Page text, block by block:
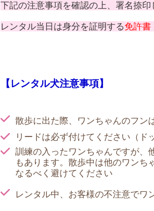
下記の注意事項を確認の上、署名捺印
レンタル当日は身分を証明する免許書
【レンタル犬注意事項】
散歩に出た際、ワンちゃんのフン
リードは必ず付けてください（ド
訓練の入ったワンちゃんですが、
もあります。散歩中は他のワンち
なるべく避けてください
レンタル中、お客様の不注意でワ